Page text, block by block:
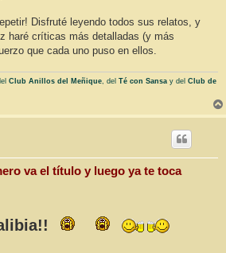
Disfruté leyendo todos sus relatos, y
haré críticas más detalladas (y más
que cada uno puso en ellos.
Club Anillos del Meñique , del Té con Sansa y del Club de
va el título y luego ya te toca